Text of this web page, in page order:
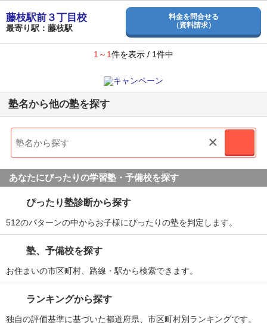
藤枝駅前３丁目校
最寄り駅：藤枝駅
料金を問合せる
（資料請求）
1～1件を表示 / 1件中
塾名から他の塾を探す
×
あなたにぴったりの学習塾・予備校を探す
ぴったり塾診断から探す
512のパターンの中からお子様にぴったりの塾を判定します。
塾、予備校を探す
お住まいの市区町村、路線・駅から検索できます。
ランキングから探す
独自の評価基準に基づいた都道府県、市区町村別ランキングです。